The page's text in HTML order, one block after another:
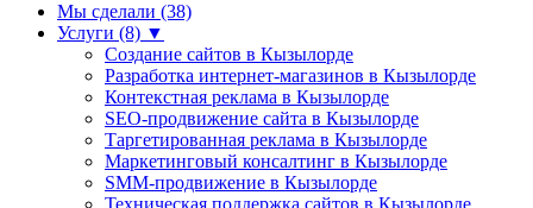
Мы сделали (38)
Услуги (8) ▼
Создание сайтов в Кызылорде
Разработка интернет-магазинов в Кызылорде
Контекстная реклама в Кызылорде
SEO-продвижение сайта в Кызылорде
Таргетированная реклама в Кызылорде
Маркетинговый консалтинг в Кызылорде
SMM-продвижение в Кызылорде
Техническая поддержка сайтов в Кызылорде